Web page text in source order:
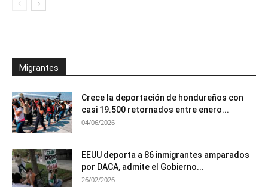
Migrantes
Crece la deportación de hondureños con
casi 19.500 retornados entre enero...
04/06/2026
EEUU deporta a 86 inmigrantes amparados
por DACA, admite el Gobierno...
26/02/2026